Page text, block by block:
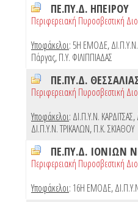
ΠΕ.ΠΥ.Δ. ΗΠΕΙΡΟΥ
Περιφερειακή Πυροσβεστική
Υποφάκελοι: 5Η ΕΜΟΔΕ,
Πάργας,Π.Υ. ΦΙΛΙΠΠΙΑΔΑΣ
ΠΕ.ΠΥ.Δ.
Περιφερειακή Πυροσβεστική
Υποφάκελοι: ΔΙ.Π.Υ.Ν. ΚΑΡΔΙΤΣΑΣ,
ΔΙ.Π.Υ.Ν. ΤΡΙΚΑΛΩΝ,Π.Κ. ΣΚΙΑΘΟΥ
ΠΕ.ΠΥ.Δ. ΙΟΝΙΩΝ
Περιφερειακή Πυροσβεστική
Υποφάκελοι: 16Η ΕΜΟΔΕ,